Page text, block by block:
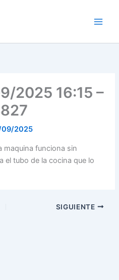
2025 16:15 –
09/2025
maquina funciona sin
el tubo de la cocina que lo
SIGUIENTE